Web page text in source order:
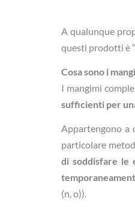
A qualunque
questi prodotti è “
Cosa sono i
I mangimi
sufficienti per
Appartengono a
particolare
di soddisfare le
(n, o)).